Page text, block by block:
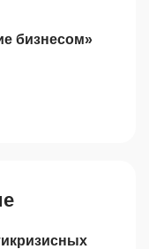
бизнесом»